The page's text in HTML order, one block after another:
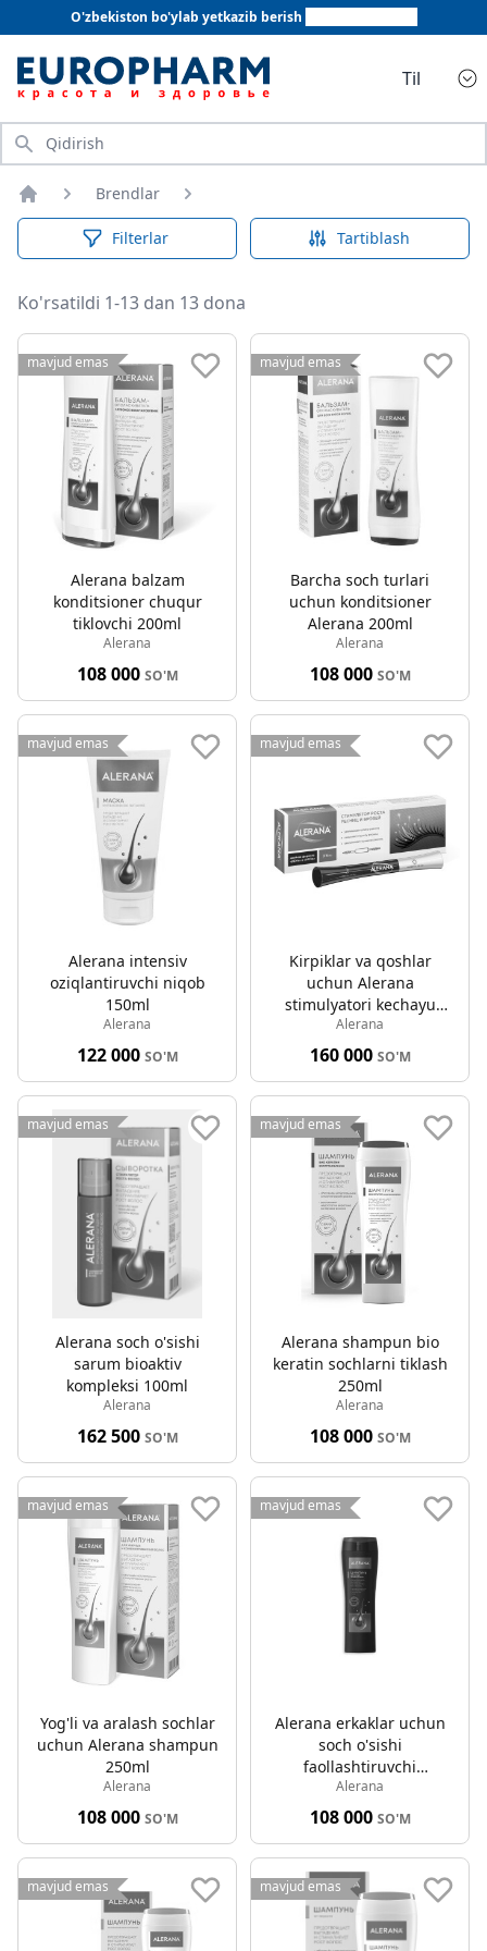
O'zbekiston bo'ylab yetkazib berish
Til
Qidirish
Bosh sahifa
Brendlar
Filterlar Tartiblash
Ko'rsatildi 1-13 dan 13 dona
mavjud emas
Alerana balzam
konditsioner chuqur
tiklovchi 200ml
Alerana
108 000 SO'M
mavjud emas
Barcha soch turlari
uchun konditsioner
Alerana 200ml
Alerana
108 000 SO'M
mavjud emas
Alerana intensiv
oziqlantiruvchi niqob
150ml
Alerana
122 000 SO'M
mavjud emas
Kirpiklar va qoshlar
uchun Alerana
stimulyatori kechayu
kunduz 2 x 6ml
Alerana
160 000 SO'M
mavjud emas
Alerana soch o'sishi
sarum bioaktiv
kompleksi 100ml
Alerana
162 500 SO'M
mavjud emas
Alerana shampun bio
keratin sochlarni tiklash
250ml
Alerana
108 000 SO'M
mavjud emas
Yog'li va aralash sochlar
uchun Alerana shampun
250ml
Alerana
108 000 SO'M
mavjud emas
Alerana erkaklar uchun
soch o'sishi
faollashtiruvchi
shampun 250ml
Alerana
108 000 SO'M
mavjud emas mavjud emas